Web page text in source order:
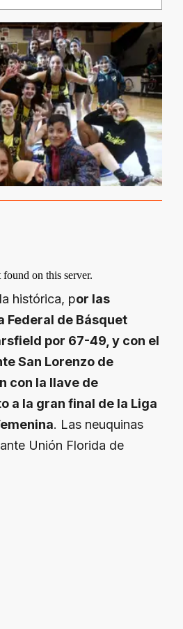
histórica, por las
Federal de Básquet
por 67-49, y con el
San Lorenzo de
con la llave de
a la gran final de la Liga
. Las neuquinas
Unión Florida de